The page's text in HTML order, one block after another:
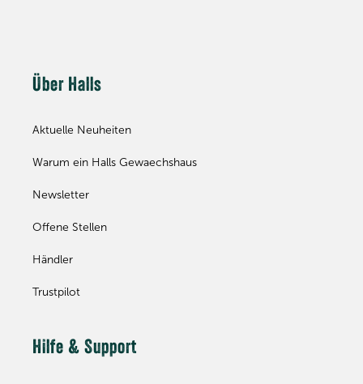
Über Halls
Aktuelle Neuheiten
Warum ein Halls Gewaechshaus
Newsletter
Offene Stellen
Händler
Trustpilot
Hilfe & Support